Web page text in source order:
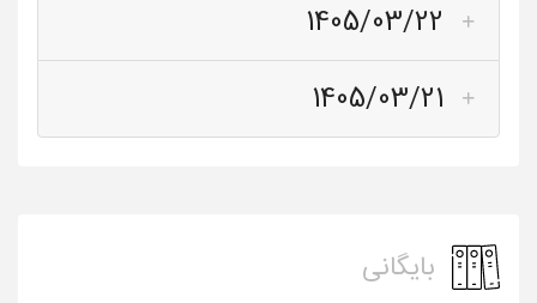
1405/03/22
1405/03/21
بایگانی